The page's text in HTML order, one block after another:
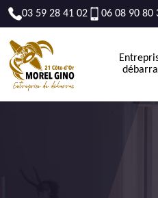
03 59 28 41 02 06 08 90 80